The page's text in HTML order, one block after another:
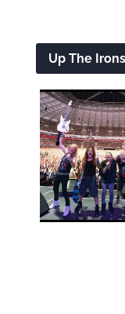
Up The